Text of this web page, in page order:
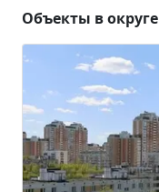
Объекты в округе